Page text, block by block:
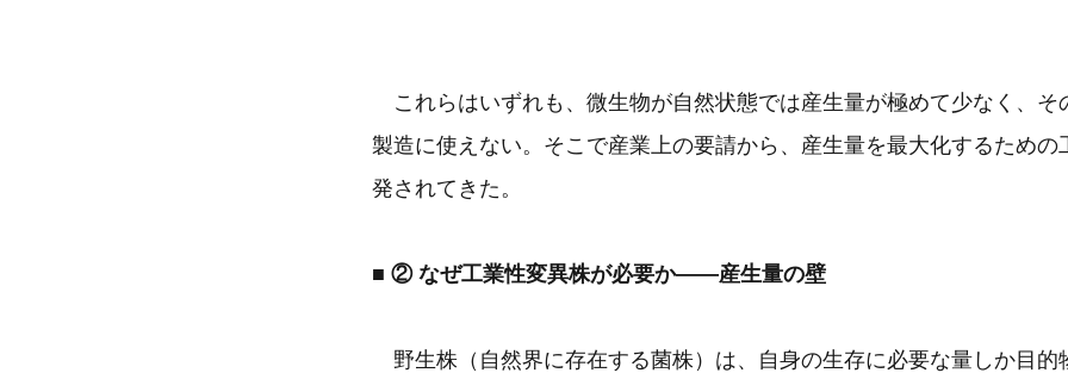
これらはいずれも、微生物が自然状態では産生量が極めて少なく、そ
製造に使えない。そこで産業上の要請から、産生量を最大化するための
発されてきた。
■ ② なぜ工業性変異株が必要か——産生量の壁
野生株（自然界に存在する菌株）は、自身の生存に必要な量しか目的